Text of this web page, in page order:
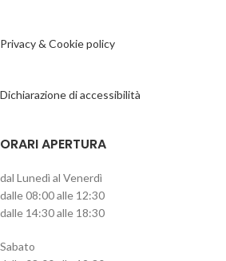
Privacy & Cookie policy
Dichiarazione di accessibilità
ORARI APERTURA
dal Lunedì al Venerdì
dalle 08:00 alle 12:30
dalle 14:30 alle 18:30
Sabato